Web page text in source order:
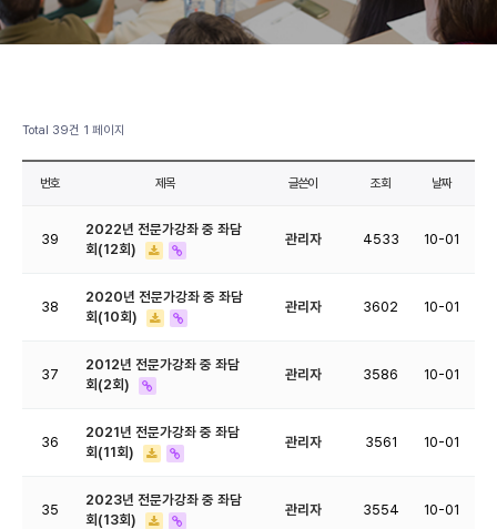
Total 39건 1 페이지
번호 제목 글쓴이 조회 날짜
39
2022년 전문가강좌 중 좌담
회(12회)
관리자 4533 10-01
38
2020년 전문가강좌 중 좌담
회(10회)
관리자 3602 10-01
37
2012년 전문가강좌 중 좌담
회(2회)
관리자 3586 10-01
36
2021년 전문가강좌 중 좌담
회(11회)
관리자 3561 10-01
35
2023년 전문가강좌 중 좌담
회(13회)
관리자 3554 10-01